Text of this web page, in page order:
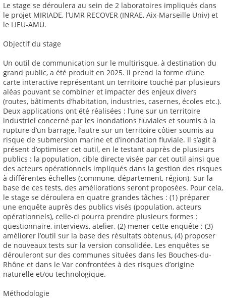
Le stage se déroulera au sein de 2 laboratoires impliqués dans
le projet MIRIADE, l’UMR RECOVER (INRAE, Aix-Marseille Univ) et
le LIEU-AMU.
Objectif du stage
Un outil de communication sur le multirisque, à destination du
grand public, a été produit en 2025. Il prend la forme d’une
carte interactive représentant un territoire touché par plusieurs
aléas pouvant se combiner et impacter des enjeux divers
(routes, bâtiments d’habitation, industries, casernes, écoles etc.).
Deux applications ont été réalisées : l’une sur un territoire
industriel concerné par les inondations fluviales et soumis à la
rupture d’un barrage, l’autre sur un territoire côtier soumis au
risque de submersion marine et d’inondation fluviale. Il s’agit à
présent d’optimiser cet outil, en le testant auprès de plusieurs
publics : la population, cible directe visée par cet outil ainsi que
des acteurs opérationnels impliqués dans la gestion des risques
à différentes échelles (commune, département, région). Sur la
base de ces tests, des améliorations seront proposées. Pour cela,
le stage se déroulera en quatre grandes tâches : (1) préparer
une enquête auprès des publics visés (population, acteurs
opérationnels), celle-ci pourra prendre plusieurs formes :
questionnaire, interviews, atelier, (2) mener cette enquête ; (3)
améliorer l’outil sur la base des résultats obtenus, (4) proposer
de nouveaux tests sur la version consolidée. Les enquêtes se
dérouleront sur des communes situées dans les Bouches-du-
Rhône et dans le Var confrontées à des risques d’origine
naturelle et/ou technologique.
Méthodologie